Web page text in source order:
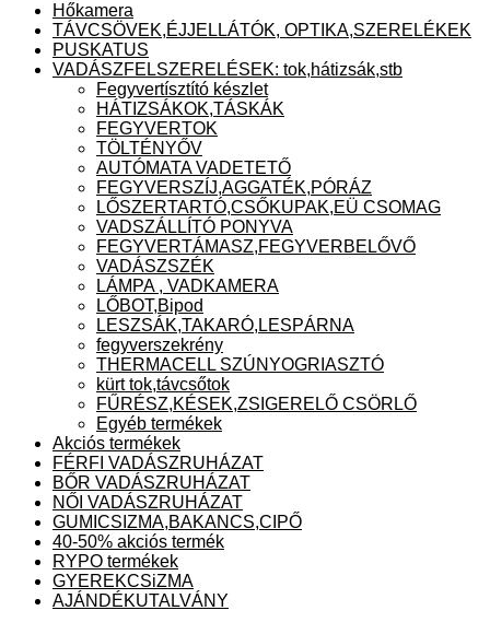
Hőkamera
TÁVCSÖVEK,ÉJJELLÁTÓK, OPTIKA,SZERELÉKEK
PUSKATUS
VADÁSZFELSZERELÉSEK: tok,hátizsák,stb
Fegyvertísztító készlet
HÁTIZSÁKOK,TÁSKÁK
FEGYVERTOK
TÖLTÉNYŐV
AUTÓMATA VADETETŐ
FEGYVERSZÍJ,AGGATÉK,PÓRÁZ
LŐSZERTARTÓ,CSŐKUPAK,EÜ CSOMAG
VADSZÁLLÍTÓ PONYVA
FEGYVERTÁMASZ,FEGYVERBELŐVŐ
VADÁSZSZÉK
LÁMPA , VADKAMERA
LŐBOT,Bipod
LESZSÁK,TAKARÓ,LESPÁRNA
fegyverszekrény
THERMACELL SZÚNYOGRIASZTÓ
kürt tok,távcsőtok
FŰRÉSZ,KÉSEK,ZSIGERELŐ CSÖRLŐ
Egyéb termékek
Akciós termékek
FÉRFI VADÁSZRUHÁZAT
BŐR VADÁSZRUHÁZAT
NŐI VADÁSZRUHÁZAT
GUMICSIZMA,BAKANCS,CIPŐ
40-50% akciós termék
RYPO termékek
GYEREKCSiZMA
AJÁNDÉKUTALVÁNY